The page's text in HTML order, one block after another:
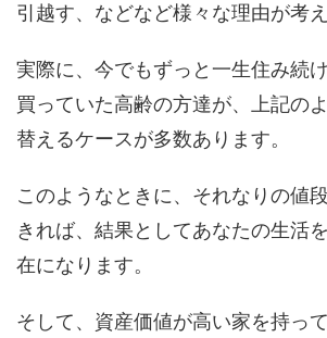
引越す、などなど様々な理由が考え
実際に、今でもずっと一生住み続
買っていた高齢の方達が、上記の
替えるケースが多数あります。
このようなときに、それなりの値
きれば、結果としてあなたの生活
在になります。
そして、資産価値が高い家を持っ